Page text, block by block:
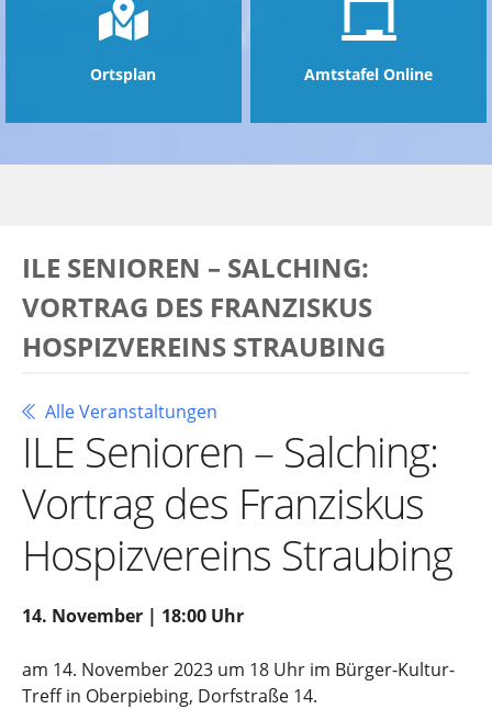
Ortsplan Amtstafel Online
ILE SENIOREN – SALCHING:
VORTRAG DES FRANZISKUS
HOSPIZVEREINS STRAUBING
Alle Veranstaltungen
ILE Senioren – Salching:
Vortrag des Franziskus
Hospizvereins Straubing
14. November | 18:00 Uhr
am 14. November 2023 um 18 Uhr im Bürger-Kultur-
Treff in Oberpiebing, Dorfstraße 14.